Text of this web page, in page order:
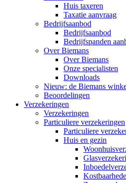
Huis taxeren
Taxatie aanvraag
Bedrijfsaanbod
Bedrijfsaanbod
Bedrijfspanden
Over Biemans
Over Biemans
Onze specialisten
Downloads
Nieuw: de Biemans
Beoordelingen
Verzekeringen
Verzekeringen
Particuliere verzekeringen
Particuliere
Huis en gezin